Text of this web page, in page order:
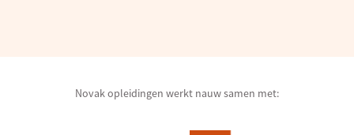
Novak opleidingen werkt nauw samen met: